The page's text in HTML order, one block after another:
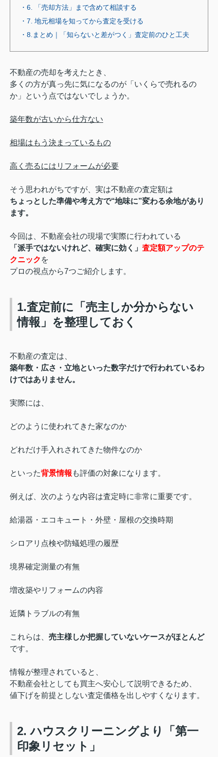
・6. 「売却方法」まで含めて相談する
・7. 地元相場を知ってから査定を受ける
・8.まとめ｜「知らないと差がつく」査定前のひと工夫
不動産の売却を考えたとき、
多くの方が真っ先に気になるのが「いくらで売れるの
か」という点ではないでしょうか。
築年数が古いから仕方ない
相場はもう決まっているもの
高く売るにはリフォームが必要
そう思われがちですが、実は不動産の査定額は
ちょっとした準備や考え方で“地味に”変わる余地があり
ます。
今回は、不動産会社の現場で実際に行われている
「派手ではないけれど、確実に効く」 査定額アップのテ
クニック を
プロの視点から7つご紹介します。
1.査定前に「売主しか分からない
情報」を整理しておく
不動産の査定は、
築年数・広さ・立地といった数字だけで行われているわ
けではありません。
実際には、
どのように使われてきた家なのか
どれだけ手入れされてきた物件なのか
といった背景情報 も評価の対象になります。
例えば、次のような内容は査定時に非常に重要です。
給湯器・エコキュート・外壁・屋根の交換時期
シロアリ点検や防蟻処理の履歴
境界確定測量の有無
増改築やリフォームの内容
近隣トラブルの有無
これらは、 売主様しか把握していないケースがほとんど
です。
情報が整理されていると、
不動産会社としても買主へ安心して説明できるため、
値下げを前提としない査定価格を出しやすくなります。
2. ハウスクリーニングより「第一
印象リセット」